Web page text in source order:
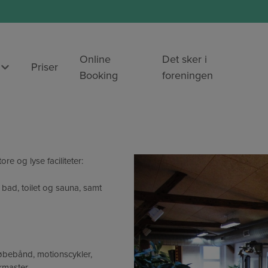
Priser
Online
Booking
Det sker i
foreningen
og lyse faciliteter:
toilet og sauna, samt
motionscykler,